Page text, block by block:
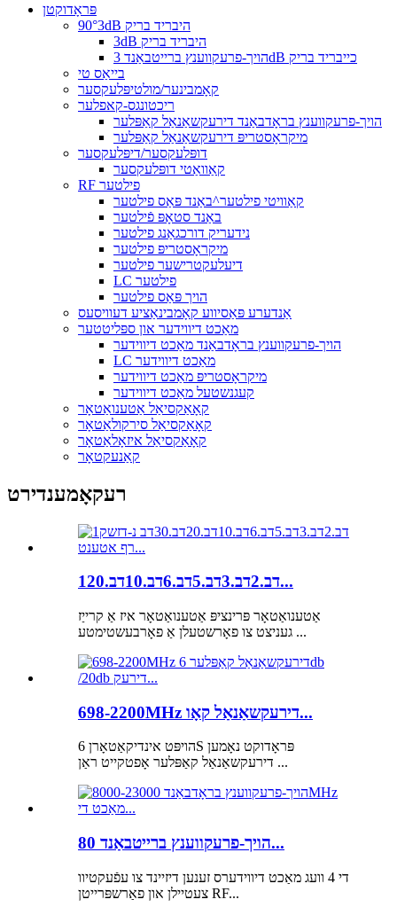
פּראָדוקטן
90°3dB היבריד בריק
3dB היבריד בריק
הויך-פרעקווענץ ברייטבאַנד 3dB כייבריד בריק
בייאַס טי
קאָמבינער/מולטיפּלעקסער
ריכטונגס-קאפלער
הויך-פרעקווענץ בראָדבאַנד דירעקשאַנאַל קאַפּלער
מיקראָסטריפּ דירעקשאַנאַל קאַפּלער
דופּלעקסער/דיפּלעקסער
קאַוואַטי דופּלעקסער
RF פילטער
קאַוויטי פילטער^באַנד פּאַס פילטער
באַנד סטאָפּ פֿילטער
נידעריק דורכגאַנג פילטער
מיקראָסטריפּ פילטער
דיעלעקטרישער פילטער
LC פילטער
הויך פּאַס פילטער
אַנדערע פּאַסיווע קאָמבינאַציע דעוויסעס
מאַכט דיווידער און ספּליטטער
הויך-פרעקווענץ בראָדבאַנד מאַכט דיווידער
LC מאַכט דיווידער
מיקראָסטריפּ מאַכט דיווידער
קעגנשטעל מאַכט דיווידער
קאָאַקסיאַל אַטענואַטאָר
קאָאַקסיאַל סירקולאַטאָר
קאָאַקסיאַל איזאָלאַטאָר
קאַנעקטאָר
רעקאָמענדירט
1דב.2דב.3דב.5דב.6דב.10דב.20...
אַטענואַטאָר פּרינציפּ אַטענואַטאָר איז אַ קרייַז
געניצט צו פאָרשטעלן אַ פאָרבעשטימטע ...
698-2200MHz דירעקשאַנאַל קאָו...
הויפּט אינדיקאַטאָרן 6S פּראָדוקט נאָמען
דירעקשאַנאַל קאַפּלער אָפטקייט ראַן ...
הויך-פרעקווענץ ברייטבאַנד 80...
די 4 וועג מאַכט דיווידערס זענען דיזיינד צו עפֿעקטיוו
צעטיילן און פאַרשפּרייטן RF...